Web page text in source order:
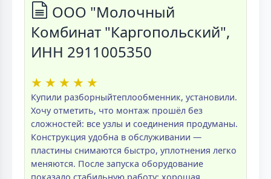
ООО "Молочный
Комбинат "Каргопольский",
ИНН 2911005350
★ ★ ★ ★ ★
Купили разборныйтеплообменник, установили.
Хочу отметить, что монтаж прошёл без
сложностей: все узлы и соединения продуманы.
Конструкция удобна в обслуживании —
пластины снимаются быстро, уплотнения легко
меняются. После запуска оборудование